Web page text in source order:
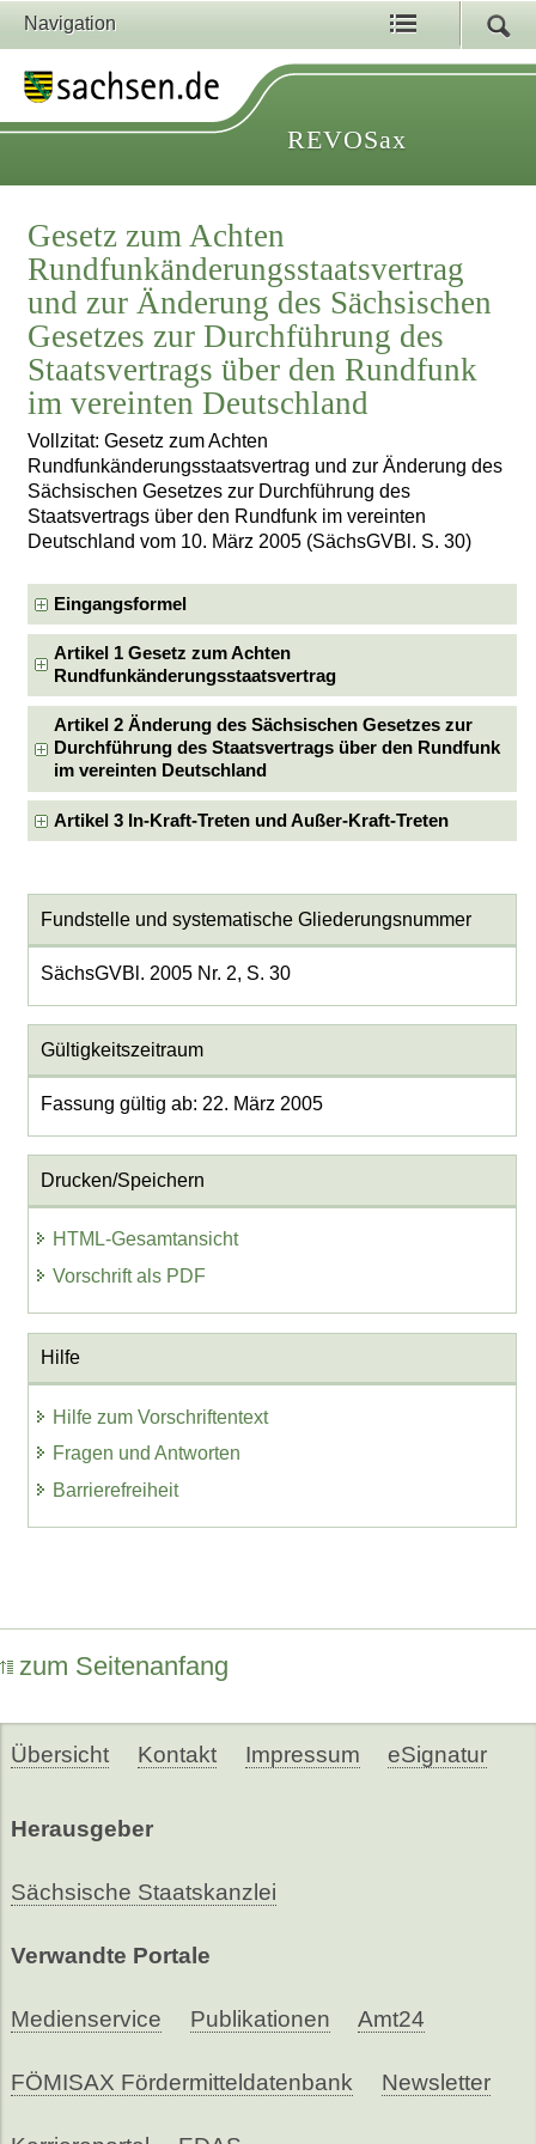
Navigation
REVOSax
Gesetz zum Achten
Rundfunkänderungsstaatsvertrag
und zur Änderung des Sächsischen
Gesetzes zur Durchführung des
Staatsvertrags über den Rundfunk
im vereinten Deutschland
Vollzitat: Gesetz zum Achten
Rundfunkänderungsstaatsvertrag und zur Änderung des
Sächsischen Gesetzes zur Durchführung des
Staatsvertrags über den Rundfunk im vereinten
Deutschland vom 10. März 2005 (SächsGVBl. S. 30)
Eingangsformel
Artikel 1 Gesetz zum Achten
Rundfunkänderungsstaatsvertrag
Artikel 2 Änderung des Sächsischen Gesetzes zur
Durchführung des Staatsvertrags über den Rundfunk
im vereinten Deutschland
Artikel 3 In-Kraft-Treten und Außer-Kraft-Treten
Fundstelle und systematische Gliederungsnummer
SächsGVBl. 2005 Nr. 2, S. 30
Gültigkeitszeitraum
Fassung gültig ab: 22. März 2005
Drucken/Speichern
HTML-Gesamtansicht
Vorschrift als PDF
Hilfe
Hilfe zum Vorschriftentext
Fragen und Antworten
Barrierefreiheit
zum Seitenanfang
Übersicht Kontakt Impressum eSignatur
Herausgeber
Sächsische Staatskanzlei
Verwandte Portale
Medienservice Publikationen Amt24
FÖMISAX Fördermitteldatenbank Newsletter